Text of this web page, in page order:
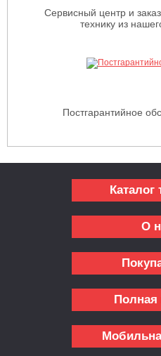
Сервисный центр и
технику из
Постгарантийное
Каталог
О
Полная